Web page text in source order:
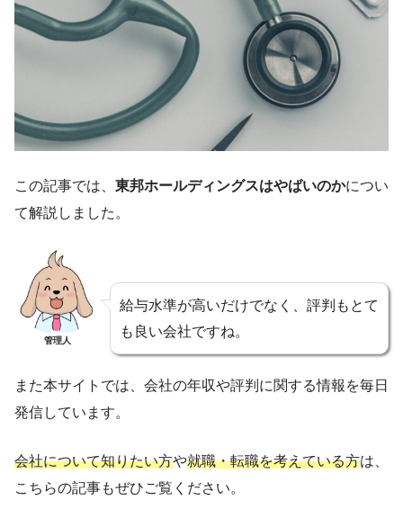
この記事では、 東邦ホールディングスはやばいのかについ
て解説しました。
管理人
給与水準が高いだけでなく、評判もとて
も良い会社ですね。
また本サイトでは、会社の年収や評判に関する情報を毎日
発信しています。
会社について知りたい方や就職・転職を考えている方は、
こちらの記事もぜひご覧ください。